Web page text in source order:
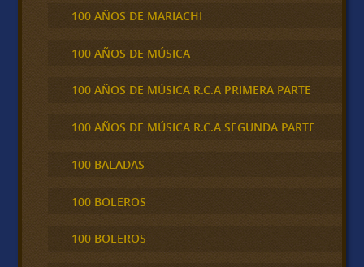
100 AÑOS DE MARIACHI
100 AÑOS DE MÚSICA
100 AÑOS DE MÚSICA R.C.A PRIMERA PARTE
100 AÑOS DE MÚSICA R.C.A SEGUNDA PARTE
100 BALADAS
100 BOLEROS
100 BOLEROS